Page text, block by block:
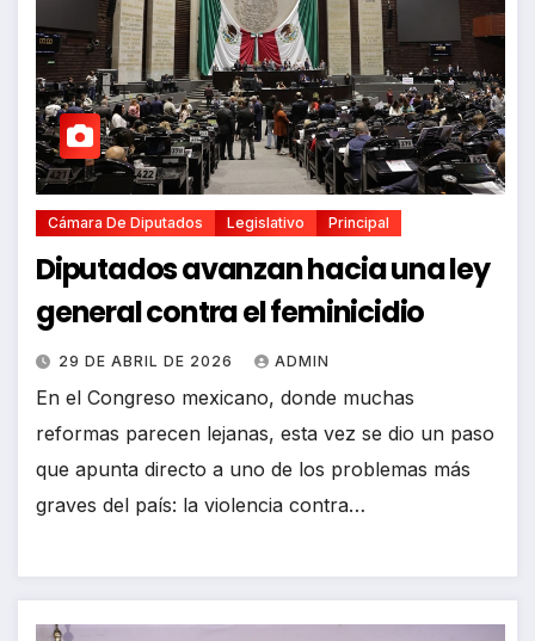
Cámara De Diputados Legislativo Principal
Diputados avanzan hacia una ley
general contra el feminicidio
29 DE ABRIL DE 2026 ADMIN
En el Congreso mexicano, donde muchas
reformas parecen lejanas, esta vez se dio un paso
que apunta directo a uno de los problemas más
graves del país: la violencia contra…